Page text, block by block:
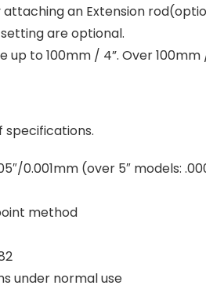
an Extension
are optional.
to 100mm / 4”. Over
specifications.
0.001mm (over 5″ models:
method
under normal use